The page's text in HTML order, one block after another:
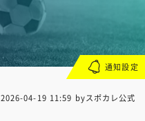
2026-04-19 11:59 byスポカレ公式
通知設定